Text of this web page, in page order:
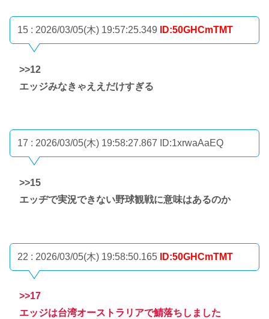
15 : 2026/03/05(木) 19:57:25.349 ID:50GHCmTMT
>>12
エッジみなきゃええだけすぎる
17 : 2026/03/05(木) 19:58:27.867 ID:1xrwaAaEQ
>>15
エッヂで実況できない野球観戦に意味はあるのか
22 : 2026/03/05(木) 19:58:50.165 ID:50GHCmTMT
>>17
エッジは台湾オーストラリアで鯖落ちしました